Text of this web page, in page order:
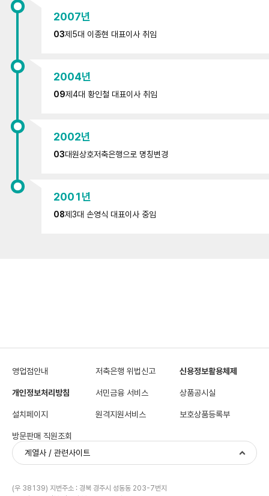
2007년
03제5대 이종현 대표이사 취임
2004년
09제4대 황인철 대표이사 취임
2002년
03대원상호저축은행으로 명칭변경
2001년
08제3대 손영식 대표이사 중임
영업점안내 저축은행 위법신고 신용정보활용체제
개인정보처리방침 서민금융 서비스 상품공시실
설치페이지 원격지원서비스 보호상품등록부
방문판매 직원조회
계열사 / 관련사이트
(우 38139) 지번주소 : 경북 경주시 성동동 203-7번지